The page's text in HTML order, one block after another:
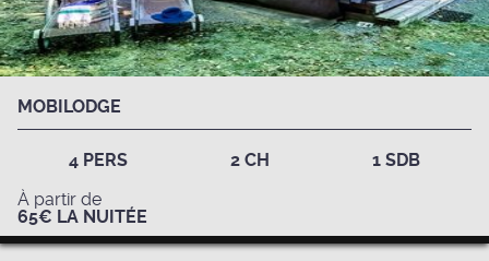
MOBILODGE
4 PERS 2 CH
1 SDB
À partir de
65€ LA NUITÉE